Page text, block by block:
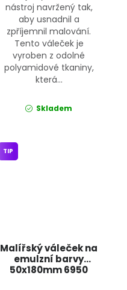
nástroj navržený tak,
aby usnadnil a
zpříjemnil malování.
Tento váleček je
vyroben z odolné
polyamidové tkaniny,
která...
Skladem
Malířský váleček na
emulzní barvy
50x180mm 6950
TIP